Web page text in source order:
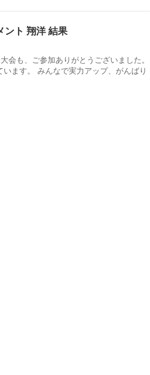
ント 翔洋 結果
会も、ご参加ありがとうございました。
ます。 みんなで実力アップ、がんばり